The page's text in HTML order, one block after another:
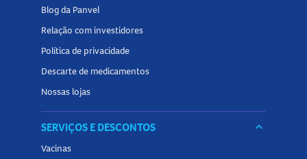
Blog da Panvel
Relação com investidores
Política de privacidade
Descarte de medicamentos
Nossas lojas
SERVIÇOS E DESCONTOS keyboard_arrow_down
Vacinas